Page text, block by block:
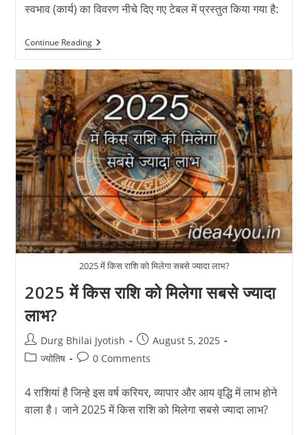
स्वभाव (कार्य) का विवरण नीचे दिए गए टेबल में प्रस्तुत किया गया है:
Continue Readingराशियों
का
उनके
ग्रह
स्वामी
और
प्रत्येक
राशि
के
स्वभाव
(कार्य)
2025 में किस राशि को मिलेगा सबसे ज्यादा लाभ?
2025 में किस राशि को मिलेगा सबसे ज्यादा
लाभ?
Post
author:
Durg Bhilai Jyotish
Post
published:
August 5, 2025
Postज्योतिष
Post0 Comments
4 राशियां है जिन्हे इस वर्ष करियर, व्यापार और आय वृद्धि में लाभ होने
वाला है। जाने 2025 में किस राशि को मिलेगा सबसे ज्यादा लाभ?